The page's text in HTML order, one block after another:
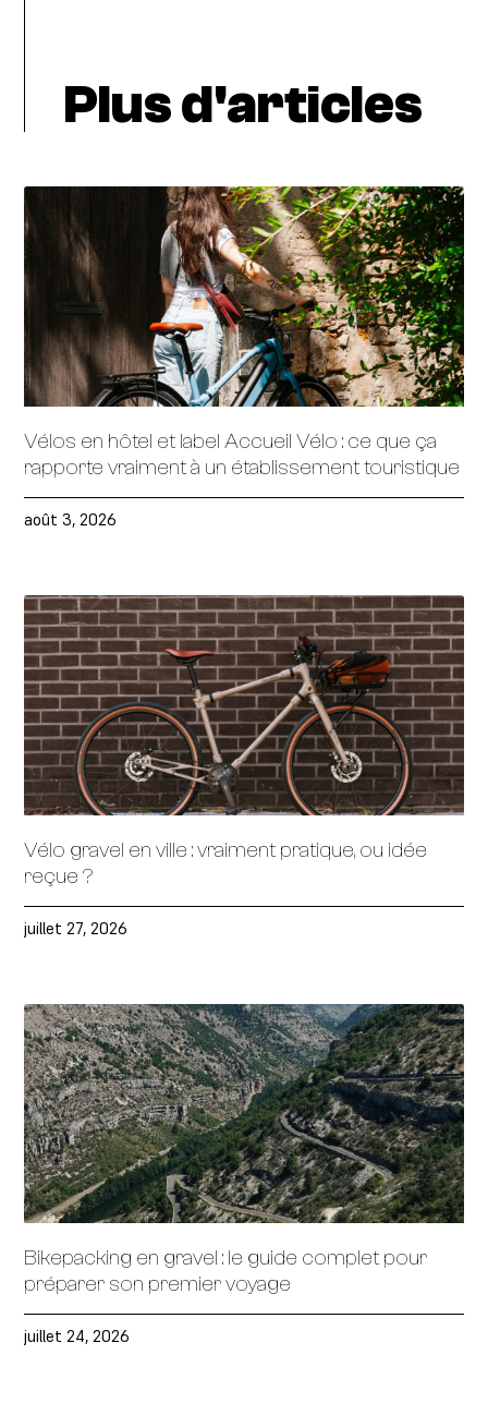
Plus d'articles
Vélos en hôtel et label Accueil Vélo : ce que ça
rapporte vraiment à un établissement touristique
août 3, 2026
Vélo gravel en ville : vraiment pratique, ou idée
reçue ?
juillet 27, 2026
Bikepacking en gravel : le guide complet pour
préparer son premier voyage
juillet 24, 2026